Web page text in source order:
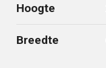
Hoogte
Breedte